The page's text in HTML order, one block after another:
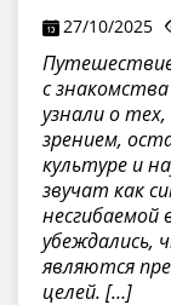
27/10/2025
с
узнали о
зрением,
культуре и
звучат как
несгибаемой
убеждались,
являются
целей. […]